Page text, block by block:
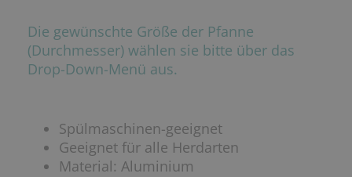
Die gewünschte Größe der Pfanne
(Durchmesser) wählen sie bitte über das
Drop-Down-Menü aus.
Spülmaschinen-geeignet
Geeignet für alle Herdarten
Material: Aluminium